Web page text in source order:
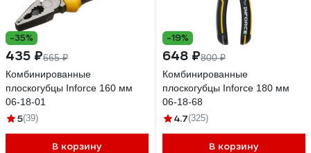
-35%
435 ₽665 ₽
Комбинированные
плоскогубцы Inforce 160 мм
06-18-01
5(39)
В корзину
-19%
648 ₽800 ₽
Комбинированные
плоскогубцы Inforce 180 мм
06-18-68
4.7(325)
В корзину